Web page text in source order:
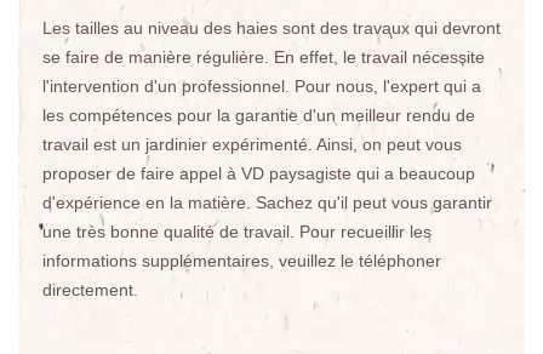
Les tailles au niveau des haies sont des travaux qui devront
se faire de manière régulière. En effet, le travail nécessite
l'intervention d'un professionnel. Pour nous, l'expert qui a
les compétences pour la garantie d'un meilleur rendu de
travail est un jardinier expérimenté. Ainsi, on peut vous
proposer de faire appel à VD paysagiste qui a beaucoup
d'expérience en la matière. Sachez qu'il peut vous garantir
une très bonne qualité de travail. Pour recueillir les
informations supplémentaires, veuillez le téléphoner
directement.